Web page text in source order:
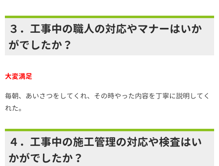
３．工事中の職人の対応やマナーはいか
がでしたか？
大変満足
毎朝、あいさつをしてくれ、その時やった内容を丁寧に説明してく
れた。
４．工事中の施工管理の対応や検査はい
かがでしたか？